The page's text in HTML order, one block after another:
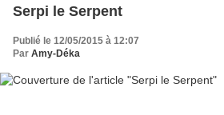
Serpi le Serpent
Publié le 12/05/2015 à 12:07
Par Amy-Déka